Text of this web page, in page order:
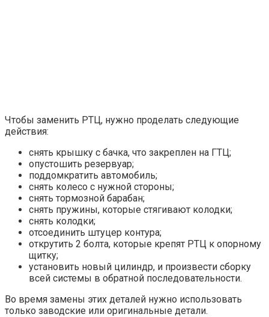
Чтобы заменить РТЦ, нужно проделать следующие
действия:
снять крышку с бачка, что закреплен на ГТЦ;
опустошить резервуар;
поддомкратить автомобиль;
снять колесо с нужной стороны;
снять тормозной барабан;
снять пружины, которые стягивают колодки;
снять колодки;
отсоединить штуцер контура;
открутить 2 болта, которые крепят РТЦ к опорному
щитку;
установить новый цилиндр, и произвести сборку
всей системы в обратной последовательности.
Во время замены этих деталей нужно использовать
только заводские или оригинальные детали.